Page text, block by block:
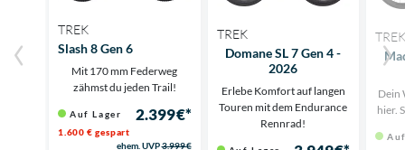
TREK
Slash 8 Gen 6
Mit 170 mm Federweg
zähmst du jeden Trail!
Auf Lager 2.399 €*
1.600 € gespart
ehem. UVP3.999 €
TREK
Domane SL 7 Gen 4 -
2026
Erlebe Komfort auf langen
Touren mit dem Endurance
Rennrad!
TREK
Dein
hier.